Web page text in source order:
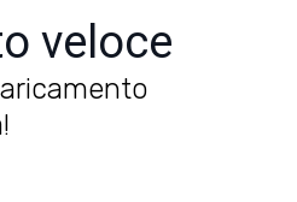
veloce